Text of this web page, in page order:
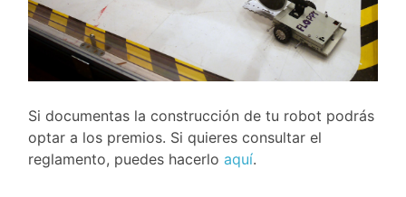
Si documentas la construcción de tu robot podrás
optar a los premios. Si quieres consultar el
reglamento, puedes hacerloaquí.